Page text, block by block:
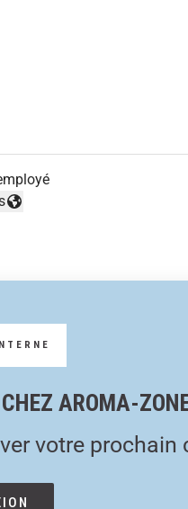
la langue
AROMA-
votre prochain